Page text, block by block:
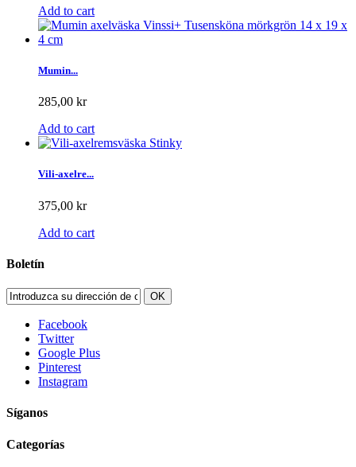
Add to cart
Mumin...
285,00 kr
Add to cart
Vili-axelre...
375,00 kr
Add to cart
Boletín
OK
Facebook
Twitter
Google Plus
Pinterest
Instagram
Síganos
Categorías